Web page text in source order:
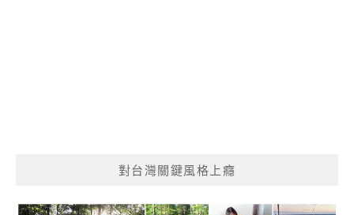
對台灣關鍵風格上癮